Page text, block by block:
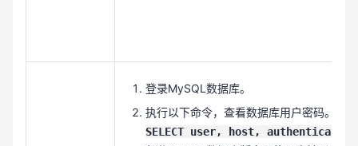
登录MySQL数据库。
执行以下命令，查看数据库用户密码。
SELECT user, host,